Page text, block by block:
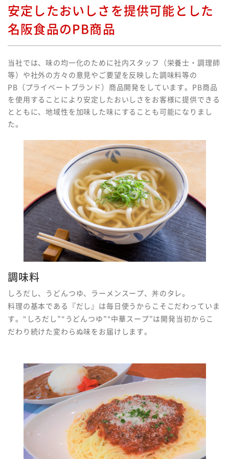
安定したおいしさを提供可能とした
名阪食品のPB商品
当社では、味の均一化のために社内スタッフ（栄養士・調理師
等）や社外の方々の意見やご要望を反映した調味料等の
PB（プライベートブランド）商品開発をしています。PB商品
を使用することにより安定したおいしさをお客様に提供できる
とともに、地域性を加味した味にすることも可能になりまし
た。
調味料
しろだし、うどんつゆ、ラーメンスープ、丼のタレ。
料理の基本である『だし』は毎日使うからこそこだわっていま
す。“しろだし”“うどんつゆ”“中華スープ”は開発当初からこ
だわり続けた変わらぬ味をお届けします。